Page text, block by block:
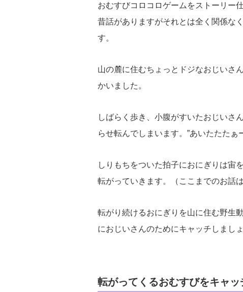
おむすびコロコロゲームをストーリー
昔話がありますがそれとは全く関係な
す。
山の麓に住むちょっとドジなおじいさ
かいました。
しばらく歩き、小腹がすいたおじいさ
らせ転んでしまいます。”あいたたたぁ
しりもちをついた拍子におにぎりは宙
転がっていきます。（ここまでのお話
転がり続けるおにぎりを山に住む野生
におじいさんのためにキャッチしましょ
転がってくるおむすびをキャッ